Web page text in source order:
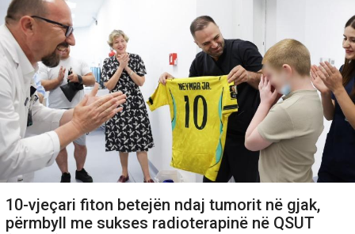
10-vjeçari fiton betejën ndaj tumorit në gjak,
përmbyll me sukses radioterapinë në QSUT